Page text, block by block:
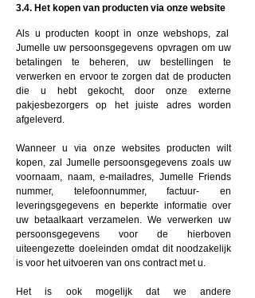
3.4. Het kopen van producten via onze website
Als u producten koopt in onze webshops, zal
Jumelle uw persoonsgegevens opvragen om uw
betalingen te beheren, uw bestellingen te
verwerken en ervoor te zorgen dat de producten
die u hebt gekocht, door onze externe
pakjesbezorgers op het juiste adres worden
afgeleverd.
Wanneer u via onze websites producten wilt
kopen, zal Jumelle persoonsgegevens zoals uw
voornaam, naam, e-mailadres, Jumelle Friends
nummer, telefoonnummer, factuur- en
leveringsgegevens en beperkte informatie over
uw betaalkaart verzamelen. We verwerken uw
persoonsgegevens voor de hierboven
uiteengezette doeleinden omdat dit noodzakelijk
is voor het uitvoeren van ons contract met u.
Het is ook mogelijk dat we andere